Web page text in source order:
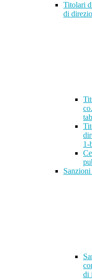
Titolari
di
1-
di